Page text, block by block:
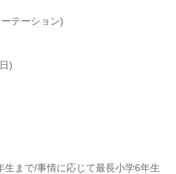
テーション)
)
まで/事情に応じて最長小学6年生